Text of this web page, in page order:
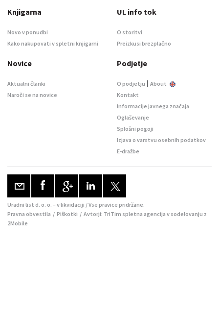
Knjigarna
Novo v ponudbi
Kako nakupovati v spletni knjigarni
UL info tok
O storitvi
Preizkusi brezplačno
Novice
Aktualni članki
Naroči se na novice
Podjetje
O podjetju | About
Kontakt
Informacije javnega značaja
Oglaševanje
Splošni pogoji
Izjava o varstvu osebnih podatkov
E-dražbe
Uradni list d. o. o. – v likvidaciji / Vse pravice pridržane.
Pravna obvestila / Piškotki / Avtorji: TriTim spletna agencija v sodelovanju z
2Mobile